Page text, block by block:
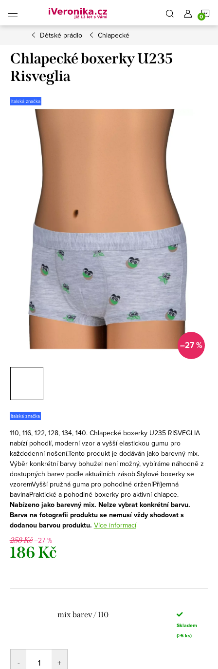
obsah
Dětské prádlo Chlapecké
Chlapecké boxerky U235
Risveglia
Italská značka
–27 %
Italská značka
110, 116, 122, 128, 134, 140. Chlapecké boxerky U235 RISVEGLIA
nabízí pohodlí, moderní vzor a vyšší elastickou gumu pro
každodenní nošení.Tento produkt je dodáván jako barevný mix.
Výběr konkrétní barvy bohužel není možný, vybíráme náhodně z
dostupných barev podle aktuálních zásob.Stylové boxerky se
vzoremVyšší pružná guma pro pohodlné drženíPříjemná
bavlnaPraktické a pohodlné boxerky pro aktivní chlapce.
Nabízeno jako barevný mix. Nelze vybrat konkrétní barvu.
Barva na fotografii produktu se nemusí vždy shodovat s
dodanou barvou produktu. Více informací
258 Kč–27 %
186 Kč
mix barev / 110
Skladem
(>5 ks)